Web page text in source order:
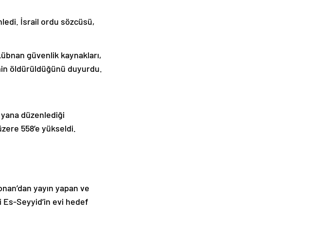
İsrail ordu sözcüsü,
güvenlik kaynakları,
öldürüldüğünü duyurdu.
yana düzenlediği
558’e yükseldi.
yayın yapan ve
Es-Seyyid’in evi hedef